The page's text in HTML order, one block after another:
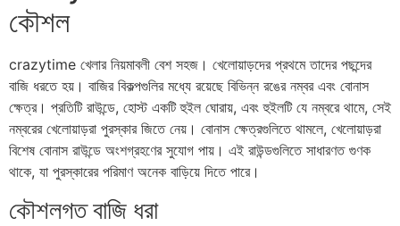
কৌশল
crazytime খেলার নিয়মাবলী বেশ সহজ। খেলোয়াড়দের প্রথমে তাদের পছন্দের
বাজি ধরতে হয়। বাজির বিকল্পগুলির মধ্যে রয়েছে বিভিন্ন রঙের নম্বর এবং বোনাস
ক্ষেত্র। প্রতিটি রাউন্ডে, হোস্ট একটি হুইল ঘোরায়, এবং হুইলটি যে নম্বরে থামে, সেই
নম্বরের খেলোয়াড়রা পুরস্কার জিতে নেয়। বোনাস ক্ষেত্রগুলিতে থামলে, খেলোয়াড়রা
বিশেষ বোনাস রাউন্ডে অংশগ্রহণের সুযোগ পায়। এই রাউন্ডগুলিতে সাধারণত গুণক
থাকে, যা পুরস্কারের পরিমাণ অনেক বাড়িয়ে দিতে পারে।
কৌশলগত বাজি ধরা